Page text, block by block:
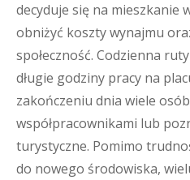
decyduje się na mieszkanie
obniżyć koszty wynajmu
społeczność. Codzienna
długie godziny pracy na
zakończeniu dnia wiele
współpracownikami lub
turystyczne. Pomimo
do nowego środowiska,